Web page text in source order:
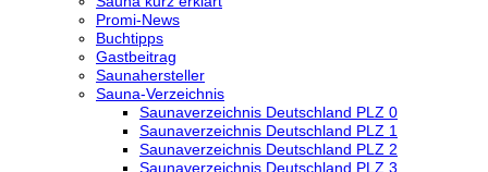
Promi-News
Buchtipps
Gastbeitrag
Saunahersteller
Sauna-Verzeichnis
Saunaverzeichnis Deutschland PLZ 0
Saunaverzeichnis Deutschland PLZ 1
Saunaverzeichnis Deutschland PLZ 2
Saunaverzeichnis Deutschland PLZ 3